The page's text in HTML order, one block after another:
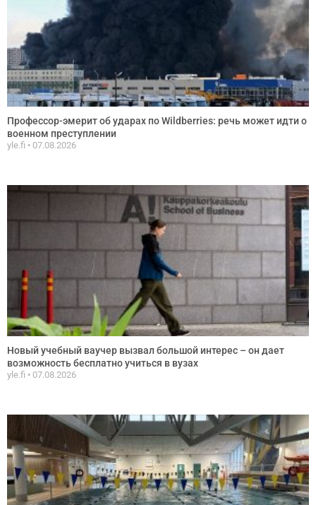
Профессор-эмерит об ударах по Wildberries: речь может идти о
военном преступлении
yle.fi 07.08.2026
Новый учебный ваучер вызвал большой интерес – он дает
возможность бесплатно учиться в вузах
yle.fi 07.08.2026